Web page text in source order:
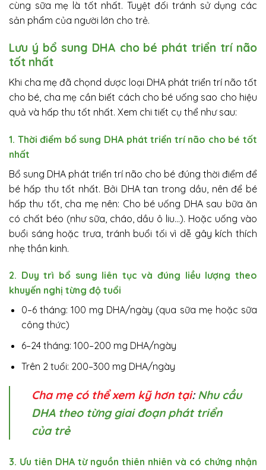
cùng sữa mẹ là tốt nhất. Tuyệt đối tránh sử dụng các
sản phẩm của người lớn cho trẻ.
Lưu ý bổ sung DHA cho bé phát triển trí não
tốt nhất
Khi cha mẹ đã chọnd dược loại DHA phát triển trí não tốt
cho bé, cha mẹ cần biết cách cho bé uống sao cho hiệu
quả và hấp thu tốt nhất. Xem chi tiết cụ thể như sau:
1. Thời điểm bổ sung DHA phát triển trí não cho bé tốt
nhất
Bổ sung DHA phát triển trí não cho bé đúng thời điểm để
bé hấp thu tốt nhất. Bởi DHA tan trong dầu, nên để bé
hấp thu tốt, cha mẹ nên: Cho bé uống DHA sau bữa ăn
có chất béo (như sữa, cháo, dầu ô liu…). Hoặc uống vào
buổi sáng hoặc trưa, tránh buổi tối vì dễ gây kích thích
nhẹ thần kinh.
2. Duy trì bổ sung liên tục và đúng liều lượng theo
khuyến nghị từng độ tuổi
0–6 tháng: 100 mg DHA/ngày (qua sữa mẹ hoặc sữa
công thức)
6–24 tháng: 100–200 mg DHA/ngày
Trên 2 tuổi: 200–300 mg DHA/ngày
Cha mẹ có thể xem kỹ hơn tại:Nhu cầu
DHA theo từng giai đoạn phát triển
của trẻ
3. Ưu tiên DHA từ nguồn thiên nhiên và có chứng nhận